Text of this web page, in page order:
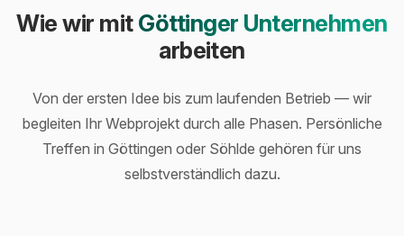
Wie wir mitGöttinger Unternehmen
arbeiten
Von der ersten Idee bis zum laufenden Betrieb — wir
begleiten Ihr Webprojekt durch alle Phasen. Persönliche
Treffen in Göttingen oder Söhlde gehören für uns
selbstverständlich dazu.